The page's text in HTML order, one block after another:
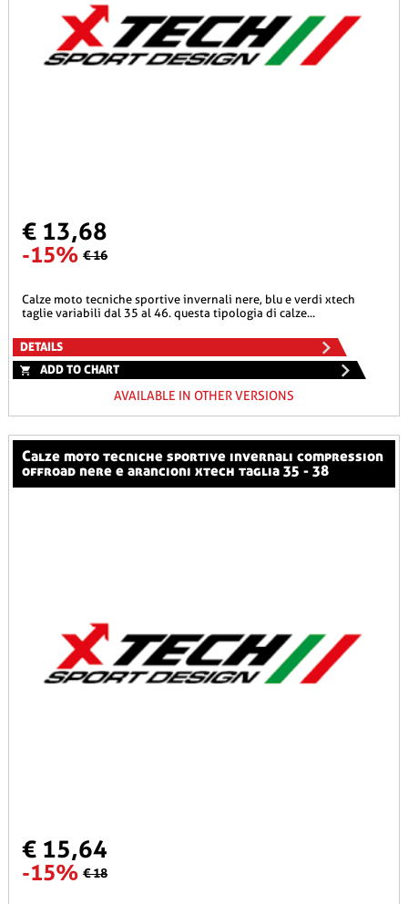
€ 13,68
-15% € 16
calze moto tecniche sportive invernali nere, blu e verdi xtech
taglie variabili dal 35 al 46. questa tipologia di calze...
DETAILS
ADD TO CHART
AVAILABLE IN OTHER VERSIONS
calze moto tecniche sportive invernali compression
offroad nere e arancioni xtech taglia 35 - 38
€ 15,64
-15% € 18